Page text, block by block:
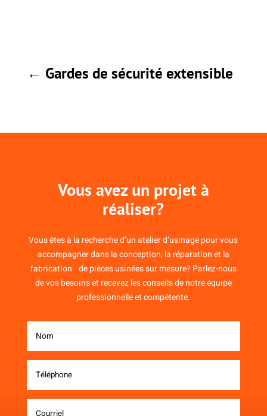
← Gardes de sécurité extensible
Vous avez un projet à
réaliser?
Vous êtes à la recherche d’un atelier d’usinage pour vous
accompagner dans la conception, la réparation et la
fabrication de pièces usinées sur mesure? Parlez-nous
de vos besoins et recevez les conseils de notre équipe
professionnelle et compétente.